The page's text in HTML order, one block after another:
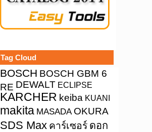
Tag Cloud
BOSCH BOSCH GBM 6
RE DEWALT ECLIPSE
KARCHER keiba KUANI
makita MASADA OKURA
SDS Max คาร์เซอร์ ดอก